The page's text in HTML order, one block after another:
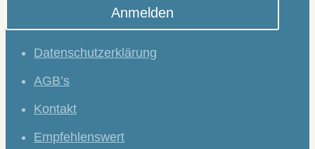
Anmelden
Datenschutzerklärung
AGB’s
Kontakt
Empfehlenswert